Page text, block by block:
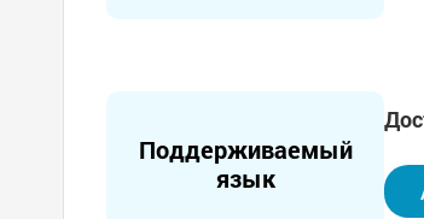
ые
Поддерживаемый
язык